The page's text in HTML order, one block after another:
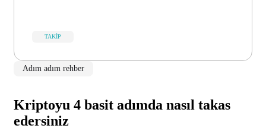
TAKIP
Adım adım rehber
Kriptoyu 4 basit adımda nasıl takas
edersiniz